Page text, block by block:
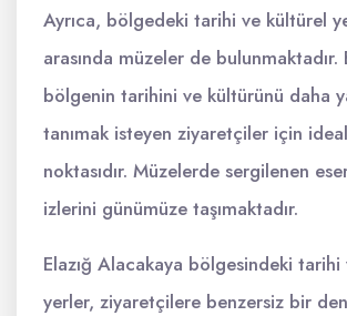
Ayrıca, bölgedeki tarihi ve kültürel
arasında müzeler de bulunmaktadır.
bölgenin tarihini ve kültürünü daha
tanımak isteyen ziyaretçiler için
noktasıdır. Müzelerde sergilenen
izlerini günümüze taşımaktadır.
Elazığ Alacakaya bölgesindeki
yerler, ziyaretçilere benzersiz bir